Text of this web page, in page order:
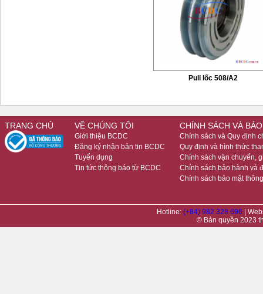
Puli lốc 508/A2
TRANG CHỦ VỀ CHÚNG TÔI
Giới thiệu BCDC
Đăng ký nhận bản tin BCDC
Tuyển dụng
Tin tức thông báo từ BCDC
CHÍNH SÁCH VÀ
Chính sách và Quy định
Quy định và hình thức
Chính sách vận chuyển,
Chính sách bảo hành và
Chính sách bảo mật
Hotline: (+84) 982 328 696
|
© Bản quyền 2023